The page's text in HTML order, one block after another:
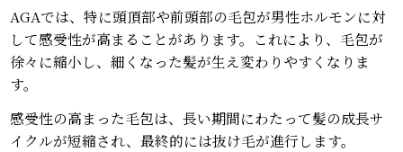
AGAでは、特に頭頂部や前頭部の毛包が男性ホルモンに対
して感受性が高まることがあります。これにより、毛包が
徐々に縮小し、細くなった髪が生え変わりやすくなりま
す。
感受性の高まった毛包は、長い期間にわたって髪の成長サ
イクルが短縮され、最終的には抜け毛が進行します。